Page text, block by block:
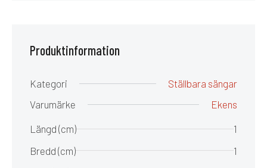
Produktinformation
Kategori
Ställbara sängar
Varumärke
Ekens
Längd (cm)
1
Bredd (cm)
1